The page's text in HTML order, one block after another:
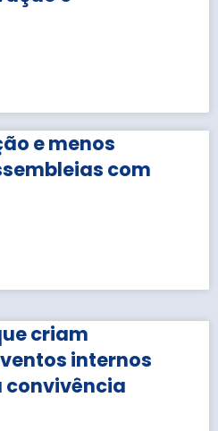
e menos
com
criam
internos
convivência